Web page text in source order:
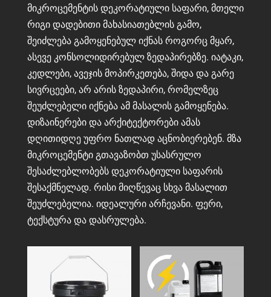
მიკროცემენტის დეკორატიული საფარი, მთელი
რიგი დადებითი მახასიათებლის გამო,
შეიძლება გამოყენებულ იქნას როგორც მყარ,
ასევე კონსოლიდირებულ ზედაპირებზე. იატაკი,
კედლები, ავეჯის მოპირკეთება, შიდა და გარე
სივრცეები, არ არის ზედაპირი, რომელზეც
შეუძლებელი იქნება ამ მასალის გამოყენება.
დიზაინერები და არქიტექტორები ამას
დღითიდღე უფრო ნათლად აცნობიერებენ. მზა
მიკროცემენტი გთავაზობთ უსასრულო
შესაძლებლობებს დეკორატიული საფარის
შესაქმნელად. რისი მიღწევაც სხვა მასალით
შეუძლებელია. იდეალური არჩევანი. ფერი,
ტექსტურა და დასრულება.